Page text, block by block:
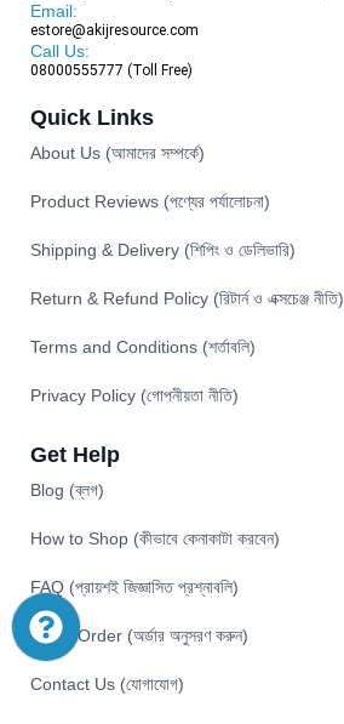
Email:
estore@akijresource.com
Call Us:
08000555777 (Toll Free)
Quick Links
About Us (আমাদের সম্পর্কে)
Product Reviews (পণ্যের পর্যালোচনা)
Shipping & Delivery (শিপিং ও ডেলিভারি)
Return & Refund Policy (রিটার্ন ও এক্সচেঞ্জ নীতি)
Terms and Conditions (শর্তাবলি)
Privacy Policy (গোপনীয়তা নীতি)
Get Help
Blog (ব্লগ)
How to Shop (কীভাবে কেনাকাটা করবেন)
FAQ (প্রায়শই জিজ্ঞাসিত প্রশ্নাবলি)
Track Order (অর্ডার অনুসরণ করুন)
Contact Us (যোগাযোগ)